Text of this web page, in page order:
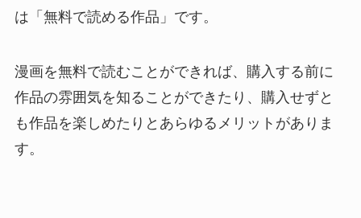
は「無料で読める作品」です。
漫画を無料で読むことができれば、購入する前に
作品の雰囲気を知ることができたり、購入せずと
も作品を楽しめたりとあらゆるメリットがありま
す。